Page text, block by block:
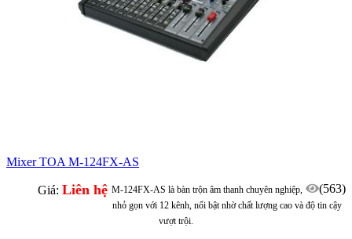
Mixer TOA M-124FX-AS
Giá: Liên hệ (563)
M-124FX-AS là bàn trộn âm thanh chuyên nghiệp,
nhỏ gọn với 12 kênh, nổi bật nhờ chất lượng cao và độ tin cậy
vượt trội.